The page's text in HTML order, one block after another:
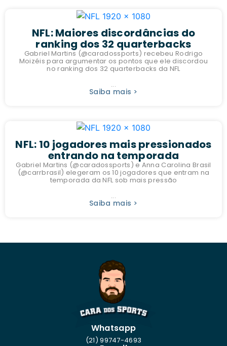
NFL: Maiores discordâncias do
ranking dos 32 quarterbacks
Gabriel Martins (@caradossports) recebeu Rodrigo
Moizéis para argumentar os pontos que ele discordou
no ranking dos 32 quarterbacks da NFL
...
Saiba mais >
NFL: 10 jogadores mais pressionados
entrando na temporada
Gabriel Martins (@caradossports) e Anna Carolina Brasil
(@carrbrasil) elegeram os 10 jogadores que entram na
temporada da NFL sob mais pressão
...
Saiba mais >
Whatsapp
(21) 99747-4693